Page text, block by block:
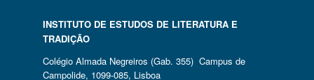
INSTITUTO DE ESTUDOS DE LITERATURA E
TRADIÇÃO
Colégio Almada Negreiros (Gab. 355) Campus de
Campolide, 1099-085, Lisboa